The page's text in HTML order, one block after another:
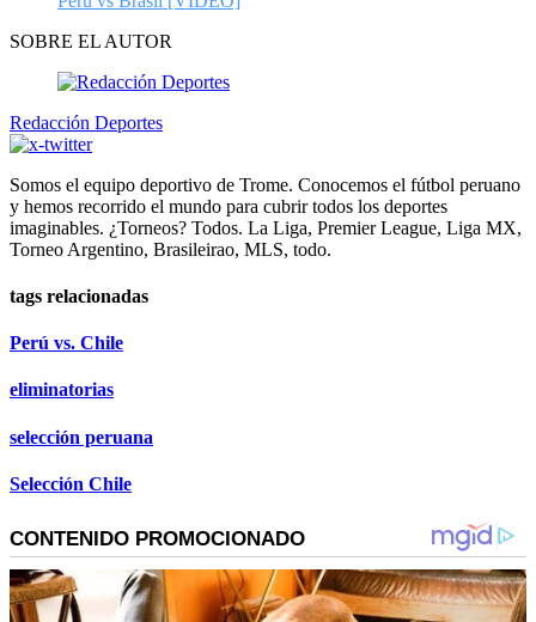
SOBRE EL AUTOR
Redacción Deportes
Somos el equipo deportivo de Trome. Conocemos el fútbol peruano
y hemos recorrido el mundo para cubrir todos los deportes
imaginables. ¿Torneos? Todos. La Liga, Premier League, Liga MX,
Torneo Argentino, Brasileirao, MLS, todo.
tags relacionadas
Perú vs. Chile
eliminatorias
selección peruana
Selección Chile